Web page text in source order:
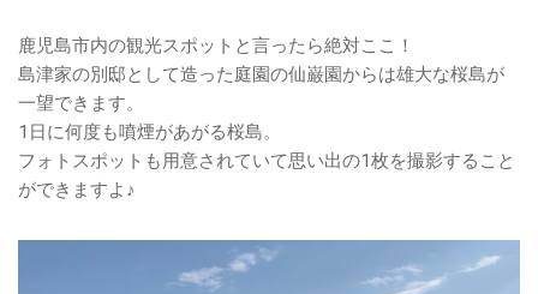
鹿児島市内の観光スポットと言ったら絶対ここ！
島津家の別邸として造った庭園の仙巌園からは雄大な桜島が
一望できます。
1日に何度も噴煙があがる桜島。
フォトスポットも用意されていて思い出の1枚を撮影すること
ができますよ♪